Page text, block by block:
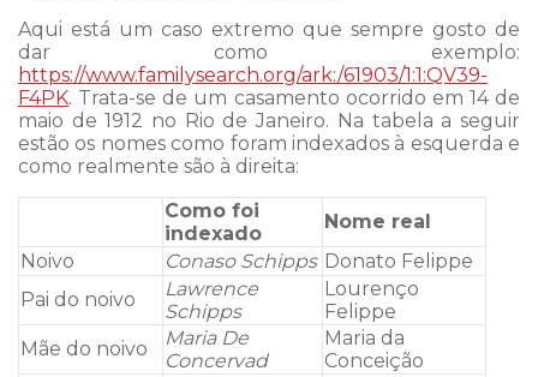
Aqui está um caso extremo que sempre gosto de
dar como exemplo:
https://www.familysearch.org/ark:/61903/1:1:QV39-
F4PK. Trata-se de um casamento ocorrido em 14 de
maio de 1912 no Rio de Janeiro. Na tabela a seguir
estão os nomes como foram indexados à esquerda e
como realmente são à direita:
Como foi
indexado
Nome real
Noivo
Conaso Schipps Donato Felippe
Pai do noivo
Lawrence
Schipps
Lourenço
Felippe
Mãe do noivo
Maria De
Concervad
Maria da
Conceição